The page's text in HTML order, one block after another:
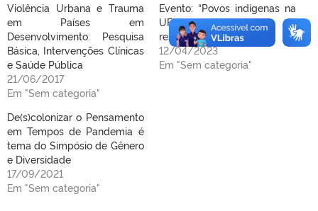
Violência Urbana e Trauma
em Países em
Desenvolvimento: Pesquisa
Básica, Intervenções Clínicas
e Saúde Pública
21/06/2017
Em "Sem categoria"
Evento: “Povos indígenas na
UFPel: permanência e
resistência”
12/04/2023
Em "Sem categoria"
De(s)colonizar o Pensamento
em Tempos de Pandemia é
tema do Simpósio de Gênero
e Diversidade
17/09/2021
Em "Sem categoria"